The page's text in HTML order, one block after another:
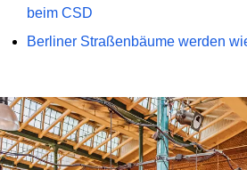
beim CSD
Berliner Straßenbäume werden